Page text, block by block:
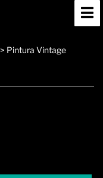
> Pintura Vintage